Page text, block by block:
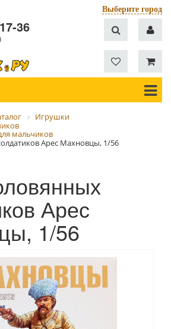
Выберите город
36
Игрушки
мальчиков
Арес Махновцы, 1/56
Арес
1/56